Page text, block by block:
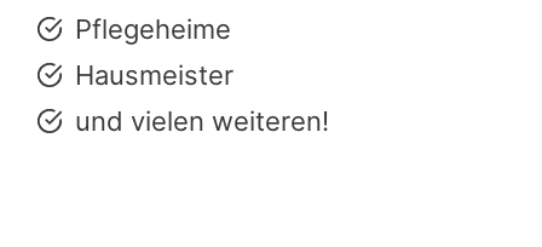
Pflegeheime
Hausmeister
und vielen weiteren!